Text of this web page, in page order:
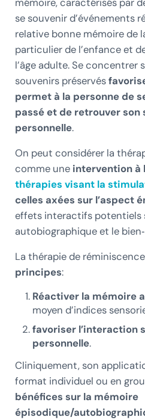
se souvenir d’événements
relative bonne mémoire de
particulier de l’enfance et
l’âge adulte. Se concentrer
souvenirs préservés
permet à la personne de
passé et de retrouver son
personnelle.
On peut considérer la
comme une intervention à
thérapies visant la
celles axées sur l’aspect
effets interactifs potentiels
autobiographique et le
La thérapie de
principes:
Réactiver la mémoire
moyen d’indices
favoriser l’interaction
personnelle.
Cliniquement, son
format individuel ou en
bénéfices sur la mémoire
épisodique/